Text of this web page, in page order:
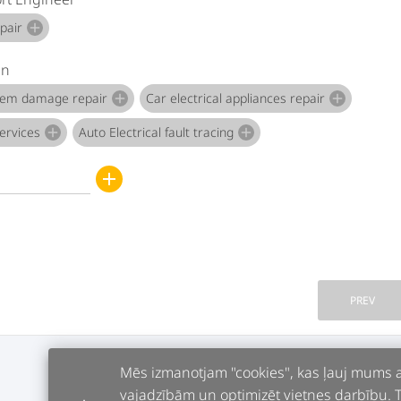
add
damage repair add Car electrical appliances repair add
add Auto Electrical fault tracing add
add
PREV
Mēs izmanotjam "cookies", kas ļauj
vajadzībām un optimizēt vietnes darbību.